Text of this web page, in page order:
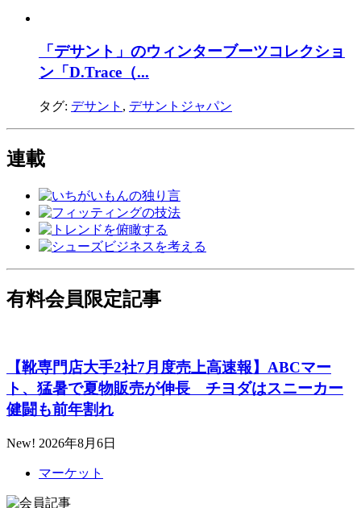
「デサント」のウィンターブーツコレクショ
ン「D.Trace（...
タグ: デサント , デサントジャパン
連載
有料会員限定記事
【靴専門店大手2社7月度売上高速報】ABCマー
ト、猛暑で夏物販売が伸長 チヨダはスニーカー
健闘も前年割れ
New! 2026年8月6日
マーケット